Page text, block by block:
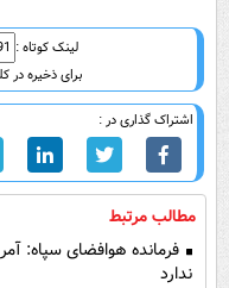
لینک کوتاه :
برای ذخیره در
اشتراک گذاری در :
مطالب مرتبط
فرمانده هوافضای سپاه:
ندارد